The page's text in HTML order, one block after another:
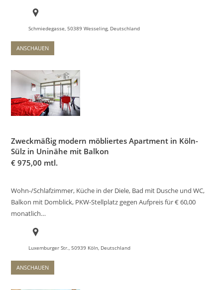
Schmiedegasse, 50389 Wesseling, Deutschland
ANSCHAUEN
Zweckmäßig modern möbliertes Apartment in Köln-
Sülz in Uninähe mit Balkon
€ 975,00 mtl.
Wohn-/Schlafzimmer, Küche in der Diele, Bad mit Dusche und WC,
Balkon mit Domblick, PKW-Stellplatz gegen Aufpreis für € 60,00
monatlich…
Luxemburger Str., 50939 Köln, Deutschland
ANSCHAUEN